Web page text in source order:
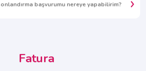
başvurumu nereye yapabilirim?
Fatura